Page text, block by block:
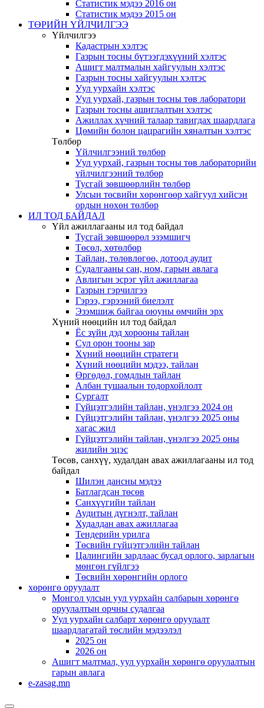
Статистик мэдээ 2016 он
Статистик мэдээ 2015 он
ТӨРИЙН ҮЙЛЧИЛГЭЭ
Үйлчилгээ
Кадастрын хэлтэс
Газрын тосны бүтээгдэхүүний хэлтэс
Ашигт малтмалын хайгуулын хэлтэс
Газрын тосны хайгуулын хэлтэс
Уул уурхайн хэлтэс
Уул уурхай, газрын тосны төв лаборатори
Газрын тосны ашиглалтын хэлтэс
Ажиллах хүчний талаар тавигдах шаардлага
Цөмийн болон цацрагийн хяналтын хэлтэс
Төлбөр
Үйлчилгээний төлбөр
Уул уурхай, газрын тосны төв лабораторийн
үйлчилгээний төлбөр
Тусгай зөвшөөрлийн төлбөр
Улсын төсвийн хөрөнгөөр хайгуул хийсэн
ордын нөхөн төлбөр
ИЛ ТОД БАЙДАЛ
Үйл ажиллагааны ил тод байдал
Тусгай зөвшөөрөл эзэмшигч
Төсөл, хөтөлбөр
Тайлан, төлөвлөгөө, дотоод аудит
Судалгааны сан, ном, гарын авлага
Авлигын эсрэг үйл ажиллагаа
Газрын гэрчилгээ
Гэрээ, гэрээний биелэлт
Эзэмшиж байгаа оюуны өмчийн эрх
Хүний нөөцийн ил тод байдал
Ёс зүйн дэд хорооны тайлан
Сул орон тооны зар
Хүний нөөцийн стратеги
Хүний нөөцийн мэдээ, тайлан
Өргөдөл, гомдлын тайлан
Албан тушаалын тодорхойлолт
Сургалт
Гүйцэтгэлийн тайлан, үнэлгээ 2024 он
Гүйцэтгэлийн тайлан, үнэлгээ 2025 оны
хагас жил
Гүйцэтгэлийн тайлан, үнэлгээ 2025 оны
жилийн эцэс
Төсөв, санхүү, худалдан авах ажиллагааны ил тод
байдал
Шилэн дансны мэдээ
Батлагдсан төсөв
Санхүүгийн тайлан
Аудитын дүгнэлт, тайлан
Худалдан авах ажиллагаа
Тендерийн урилга
Төсвийн гүйцэтгэлийн тайлан
Цалингийн зардлаас бусад орлого, зарлагын
мөнгөн гүйлгээ
Төсвийн хөрөнгийн орлого
хөрөнгө оруулалт
Монгол улсын уул уурхайн салбарын хөрөнгө
оруулалтын орчны судалгаа
Уул уурхайн салбарт хөрөнгө оруулалт
шаардлагатай төслийн мэдээлэл
2025 он
2026 он
Ашигт малтмал, уул уурхайн хөрөнгө оруулалтын
гарын авлага
e-zasag.mn